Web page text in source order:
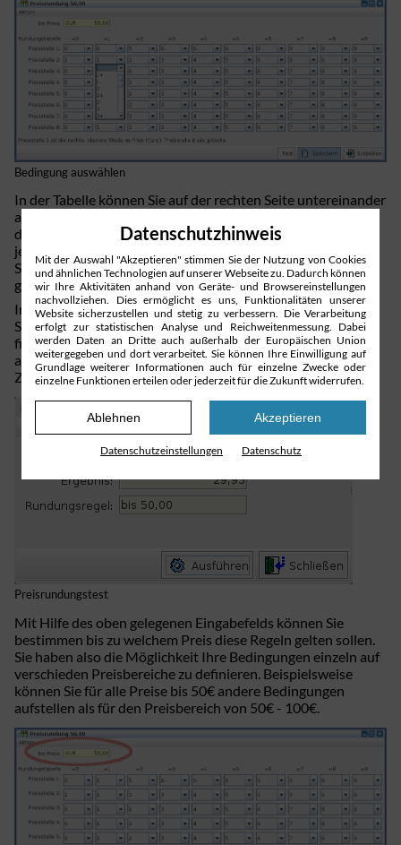
Bedingung auswählen
In der Tabelle können Sie auf der rechten Seite untereinander
aufgereiht die Preisstellen 1-8 erkennen. Jeweils seitlich zu
diesen haben Sie die Auswahl über die Bedingung die zu den
jeweiligen Preisstellen erfolgen soll. Die Bedingung stellen
Sie auf in dem Sie zunächst den Picker und dann die
gewünschte Bedingung auswählen.
In der unteren Schaltfläche können Sie, neben den üblichen
Symbolen „Speichern“ und „Schließen“, das Symbol „Test“
finden. Mit diesem können Sie ausprobieren, wie sich Ihre
ausgewählten Bedingungen auf den bestimmten
Zahlenbereich auswirken.
Preisrundungstest
Mit Hilfe des oben gelegenen Eingabefelds können Sie
bestimmen bis zu welchem Preis diese Regeln gelten sollen.
Sie haben also die Möglichkeit Ihre Bedingungen einzeln auf
verschieden Preisbereiche zu definieren. Beispielsweise
können Sie für alle Preise bis 50€ andere Bedingungen
aufstellen als für den Preisbereich von 50€ - 100€.
Datenschutz­hinweis
Mit der Auswahl "Akzeptieren" stimmen Sie der Nutzung von Cookies
und ähnlichen Technologien auf unserer Webseite zu. Dadurch können
wir Ihre Aktivitäten anhand von Geräte- und Browsereinstellungen
nachvollziehen. Dies ermöglicht es uns, Funktionalitäten unserer
Website sicherzustellen und stetig zu verbessern. Die Verarbeitung
erfolgt zur statistischen Analyse und Reichweitenmessung. Dabei
werden Daten an Dritte auch außerhalb der Europäischen Union
weitergegeben und dort verarbeitet. Sie können Ihre Einwilligung auf
Grundlage weiterer Informationen auch für einzelne Zwecke oder
einzelne Funktionen erteilen oder jederzeit für die Zukunft widerrufen.
Ablehnen Akzeptieren
Datenschutz­einstellungen Datenschutz